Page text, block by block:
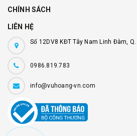
CHÍNH SÁCH
LIÊN HỆ
Số 12DV8 KĐT Tây Nam Linh Đàm,
0986.819.783
info@vuhoang-vn.com